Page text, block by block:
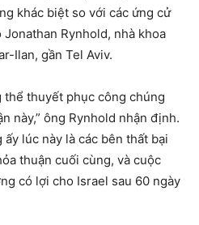
khác biệt so với các ứng cử
Rynhold, nhà khoa
Ilan, gần Tel Aviv.
thể thuyết phục công chúng
này,” ông Rynhold nhận định.
lúc này là các bên thất bại
thuận cuối cùng, và cuộc
có lợi cho Israel sau 60 ngày